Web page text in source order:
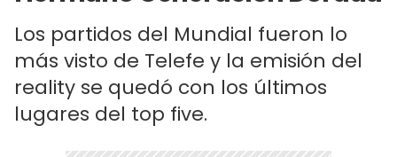
Los partidos del Mundial fueron lo
más visto de Telefe y la emisión del
reality se quedó con los últimos
lugares del top five.